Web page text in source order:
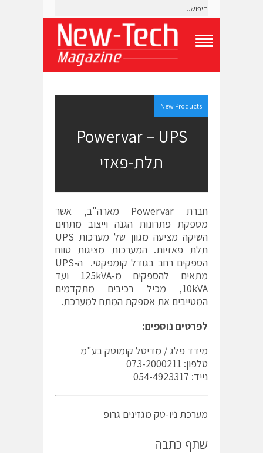
g
l
e
N
n
M
e
n
u
New Products
Powervar – UPS
תלת-פאזי
חברת Powervar מארה"ב, אשר
מספקת פתרונות הגנה וייצוב מתחים
השיקה מציעה מגוון של מערכות UPS
תלת פאזיות. המערכות מציגות טווח
הספקים רחב בגודל קומפקטי. ה-UPS
מתאים להספקים מ-125kVA ועד
10kVA, מכיל רכיבים מתקדמים
המטייבים את אספקת המתח למערכת.
לפרטים נוספים:
מידד פלג / מדיטל קומוטק בע"מ
טלפון: 073-2000211
נייד: 054-4923317
מערכת ניו-טק מגזינים גרופ
שתף כתבה